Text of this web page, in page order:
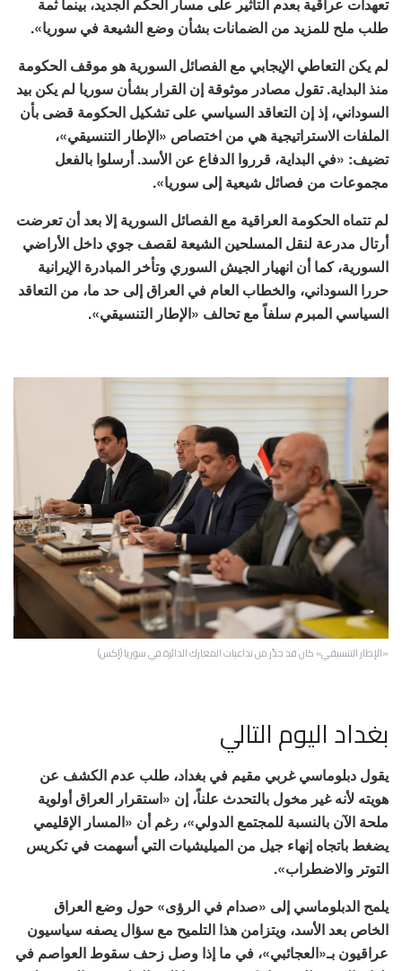
تعهدات عراقية بعدم التأثير على مسار الحكم الجديد، بينما ثمة
طلب ملح للمزيد من الضمانات بشأن وضع الشيعة في سوريا».
لم يكن التعاطي الإيجابي مع الفصائل السورية هو موقف الحكومة
منذ البداية. تقول مصادر موثوقة إن القرار بشأن سوريا لم يكن بيد
السوداني، إذ إن التعاقد السياسي على تشكيل الحكومة قضى بأن
الملفات الاستراتيجية هي من اختصاص «الإطار التنسيقي»،
تضيف: «في البداية، قرروا الدفاع عن الأسد. أرسلوا بالفعل
مجموعات من فصائل شيعية إلى سوريا».
لم تتماه الحكومة العراقية مع الفصائل السورية إلا بعد أن تعرضت
أرتال مدرعة لنقل المسلحين الشيعة لقصف جوي داخل الأراضي
السورية، كما أن انهيار الجيش السوري وتأخر المبادرة الإيرانية
حررا السوداني، والخطاب العام في العراق إلى حد ما، من التعاقد
السياسي المبرم سلفاً مع تحالف «الإطار التنسيقي».
«الإطار التنسيقي» كان قد حذّر من تداعيات المعارك الدائرة في سوريا (إكس)
بغداد اليوم التالي
يقول دبلوماسي غربي مقيم في بغداد، طلب عدم الكشف عن
هويته لأنه غير مخول بالتحدث علناً، إن «استقرار العراق أولوية
ملحة الآن بالنسبة للمجتمع الدولي»، رغم أن «المسار الإقليمي
يضغط باتجاه إنهاء جيل من الميليشيات التي أسهمت في تكريس
التوتر والاضطراب».
يلمح الدبلوماسي إلى «صدام في الرؤى» حول وضع العراق
الخاص بعد الأسد، ويتزامن هذا التلميح مع سؤال يصفه سياسيون
عراقيون بـ«العجائبي»، في ما إذا وصل زحف سقوط العواصم في